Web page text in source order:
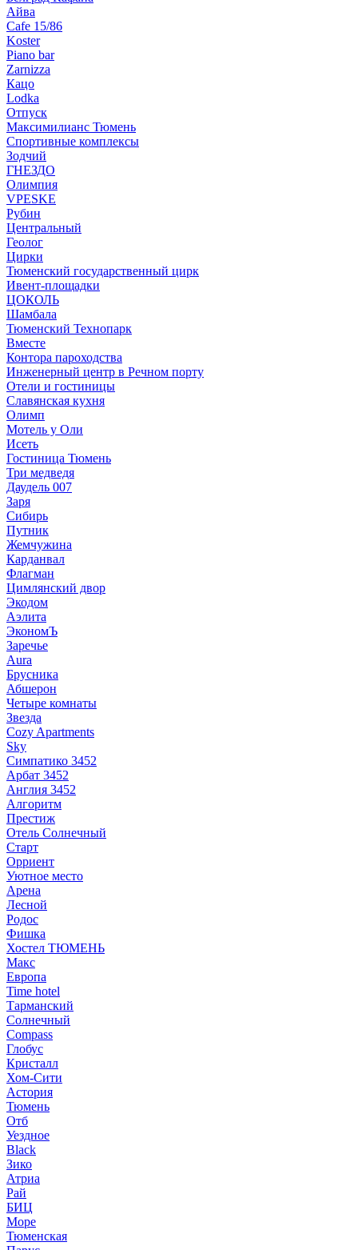
Айва
Cafe 15/86
Koster
Piano bar
Zarnizza
Кацо
Lodka
Отпуск
Максимилианс Тюмень
Спортивные комплексы
Зодчий
ГНЕЗДО
Олимпия
VPESKE
Рубин
Центральный
Геолог
Цирки
Тюменский государственный цирк
Ивент-площадки
ЦОКОЛЬ
Шамбала
Тюменский Технопарк
Вместе
Контора пароходства
Инженерный центр в Речном порту
Отели и гостиницы
Славянская кухня
Олимп
Мотель у Оли
Исеть
Гостиница Тюмень
Три медведя
Даудель 007
Заря
Сибирь
Путник
Жемчужина
Карданвал
Флагман
Цимлянский двор
Экодом
Аэлита
ЭкономЪ
Заречье
Aura
Брусника
Абшерон
Четыре комнаты
Звезда
Cozy Apartments
Sky
Симпатико 3452
Арбат 3452
Англия 3452
Алгоритм
Престиж
Отель Солнечный
Старт
Орриент
Уютное место
Арена
Лесной
Родос
Фишка
Хостел ТЮМЕНЬ
Макс
Европа
Time hotel
Тарманский
Солнечный
Compass
Глобус
Кристалл
Хом-Сити
Астория
Тюмень
Отб
Уездное
Black
Зико
Атриа
Рай
БИЦ
Море
Тюменская